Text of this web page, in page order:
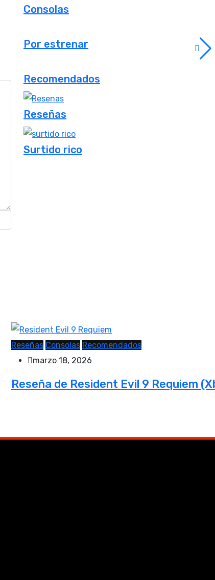
Reseñas Consolas Recomendados
marzo 18, 2026
Reseña de Resident Evil 9 Requiem
Consolas
Por estrenar
Recomendados
Reseñas
Surtido rico